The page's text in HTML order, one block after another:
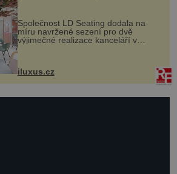
MediaCityUK v Salfordu
Společnost LD Seating dodala na
míru navržené sezení pro dvě
výjimečné realizace kanceláří v
areálu MediaCityUK v anglickém
budov Media...
iluxus.cz